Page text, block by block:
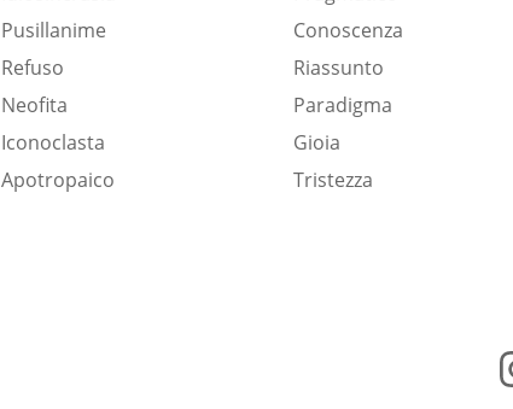
Pusillanime
Refuso
Neofita
Iconoclasta
Apotropaico
Conoscenza
Riassunto
Paradigma
Gioia
Tristezza